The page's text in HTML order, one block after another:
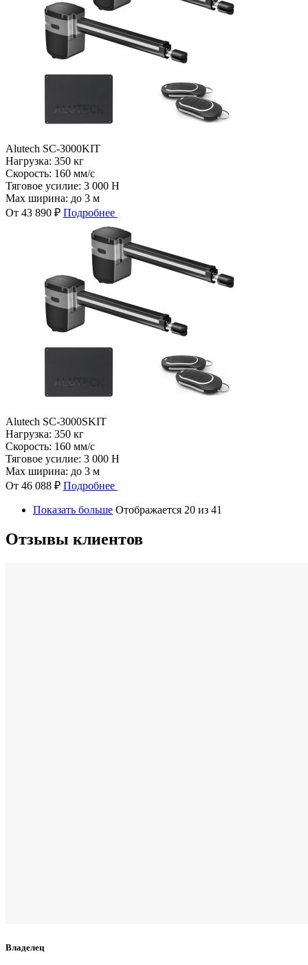
Alutech SC-3000KIT
Нагрузка: 350 кг
Скорость: 160 мм/с
Тяговое усилие: 3 000 Н
Max ширина: до 3 м
От 43 890 ₽ Подробнее
Alutech SC-3000SKIT
Нагрузка: 350 кг
Скорость: 160 мм/с
Тяговое усилие: 3 000 Н
Max ширина: до 3 м
От 46 088 ₽ Подробнее
Показать больше Отображается 20 из 41
Отзывы клиентов
Владелец